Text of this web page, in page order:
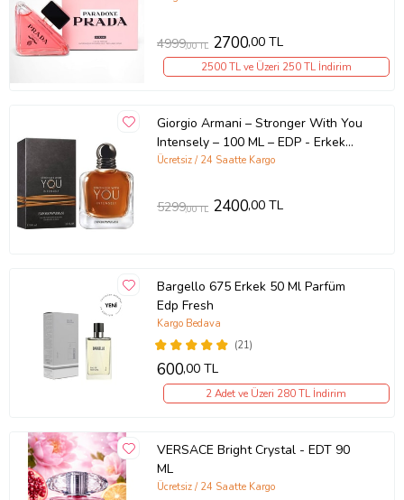
4999,00 TL 2700,00 TL
2500 TL ve Üzeri 250 TL İndirim
Giorgio Armani – Stronger With You
Intensely – 100 ML – EDP - Erkek
parfümü
Ücretsiz / 24 Saatte Kargo
5299,00 TL 2400,00 TL
Bargello 675 Erkek 50 Ml Parfüm
Edp Fresh
(21)
Kargo Bedava
600,00 TL
2 Adet ve Üzeri 280 TL İndirim
VERSACE Bright Crystal - EDT 90
ML
Ücretsiz / 24 Saatte Kargo